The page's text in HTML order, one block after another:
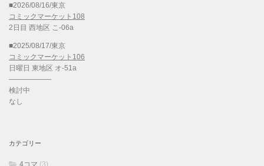
■2026/08/16/東京
コミックマーケット108
2日目 西地区 こ-06a
■2025/08/17/東京
コミックマーケット106
日曜日 東地区 オ-51a
——————
検討中
なし
カテゴリー
4コマ (3)